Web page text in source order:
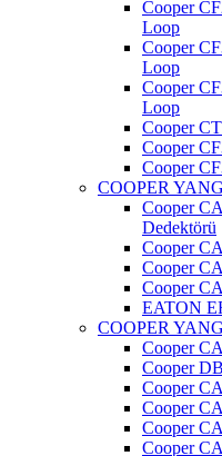
Cooper
Loop
Cooper
Loop
Cooper
Loop
Cooper
Cooper
Cooper
COOPER
Cooper
Dedektörü
Cooper
Cooper
Cooper
EATON
COOPER
Cooper
Cooper
Cooper
Cooper
Cooper
Cooper